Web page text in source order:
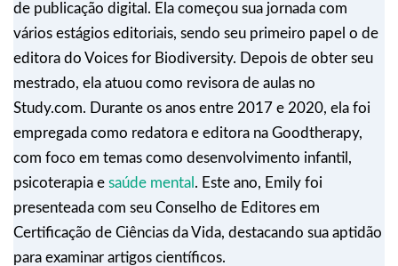
de publicação digital. Ela começou sua jornada com
vários estágios editoriais, sendo seu primeiro papel o de
editora do Voices for Biodiversity. Depois de obter seu
mestrado, ela atuou como revisora de aulas no
Study.com. Durante os anos entre 2017 e 2020, ela foi
empregada como redatora e editora na Goodtherapy,
com foco em temas como desenvolvimento infantil,
psicoterapia e saúde mental . Este ano, Emily foi
presenteada com seu Conselho de Editores em
Certificação de Ciências da Vida, destacando sua aptidão
para examinar artigos científicos.